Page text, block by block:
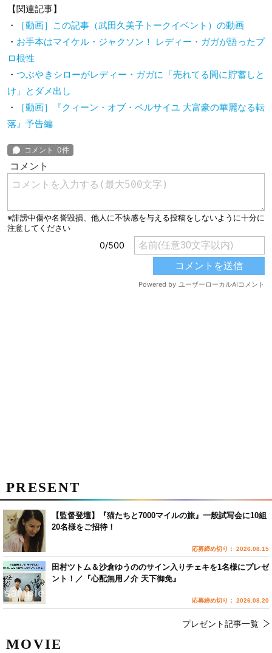
【関連記事】
・
［動画］この記事（武田久美子トークイベント）の動画
・ お手本はマイケル・ジャクソン！ レディー・ガガが語ったプ
ロ根性
・つぶやきシローがレディー・ガガに「売れてる間に貯蓄しと
け」とダメ出し
・
［動画］『クィーン・オブ・ベルサイユ 大富豪の華麗なる転
落』予告編
MOVIE
PRESENT
【監督登壇】『猫たちと7000マイルの旅』一般試写会に10組
20名様をご招待！
応募締め切り： 2026.08.15
田村ツトム＆沙倉ゆうののサイン入りチェキを1名様にプレゼ
ント！／『心配無用ノ介 天下御免』
応募締め切り： 2026.08.20
プレゼント記事一覧